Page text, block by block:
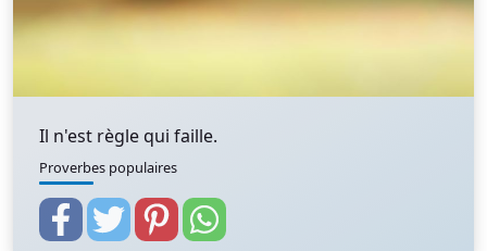
Il n'est règle qui faille.
Proverbes populaires